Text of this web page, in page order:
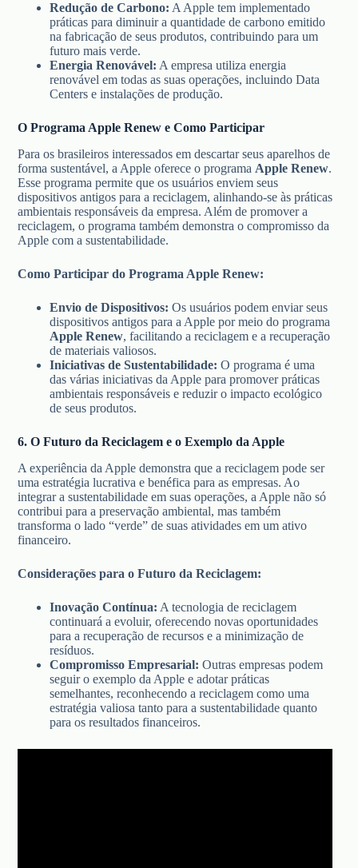
Redução de Carbono: A Apple tem implementado
práticas para diminuir a quantidade de carbono emitido
na fabricação de seus produtos, contribuindo para um
futuro mais verde.
Energia Renovável: A empresa utiliza energia
renovável em todas as suas operações, incluindo Data
Centers e instalações de produção.
O Programa Apple Renew e Como Participar
Para os brasileiros interessados em descartar seus aparelhos de
forma sustentável, a Apple oferece o programa Apple Renew.
Esse programa permite que os usuários enviem seus
dispositivos antigos para a reciclagem, alinhando-se às práticas
ambientais responsáveis da empresa. Além de promover a
reciclagem, o programa também demonstra o compromisso da
Apple com a sustentabilidade.
Como Participar do Programa Apple Renew:
Envio de Dispositivos: Os usuários podem enviar seus
dispositivos antigos para a Apple por meio do programa
Apple Renew, facilitando a reciclagem e a recuperação
de materiais valiosos.
Iniciativas de Sustentabilidade: O programa é uma
das várias iniciativas da Apple para promover práticas
ambientais responsáveis e reduzir o impacto ecológico
de seus produtos.
6. O Futuro da Reciclagem e o Exemplo da Apple
A experiência da Apple demonstra que a reciclagem pode ser
uma estratégia lucrativa e benéfica para as empresas. Ao
integrar a sustentabilidade em suas operações, a Apple não só
contribui para a preservação ambiental, mas também
transforma o lado “verde” de suas atividades em um ativo
financeiro.
Considerações para o Futuro da Reciclagem:
Inovação Contínua: A tecnologia de reciclagem
continuará a evoluir, oferecendo novas oportunidades
para a recuperação de recursos e a minimização de
resíduos.
Compromisso Empresarial: Outras empresas podem
seguir o exemplo da Apple e adotar práticas
semelhantes, reconhecendo a reciclagem como uma
estratégia valiosa tanto para a sustentabilidade quanto
para os resultados financeiros.